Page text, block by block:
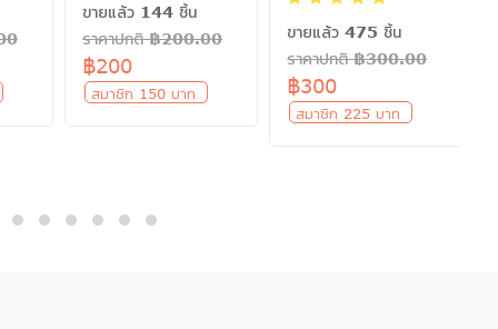
ขายแล้ว 144 ชิ้น
ราคาปกติ ฿200.00
฿200
สมาชิก 150 บาท
ขายแล้ว 475 ชิ้น
ราคาปกติ ฿300.00
฿300
สมาชิก 225 บาท